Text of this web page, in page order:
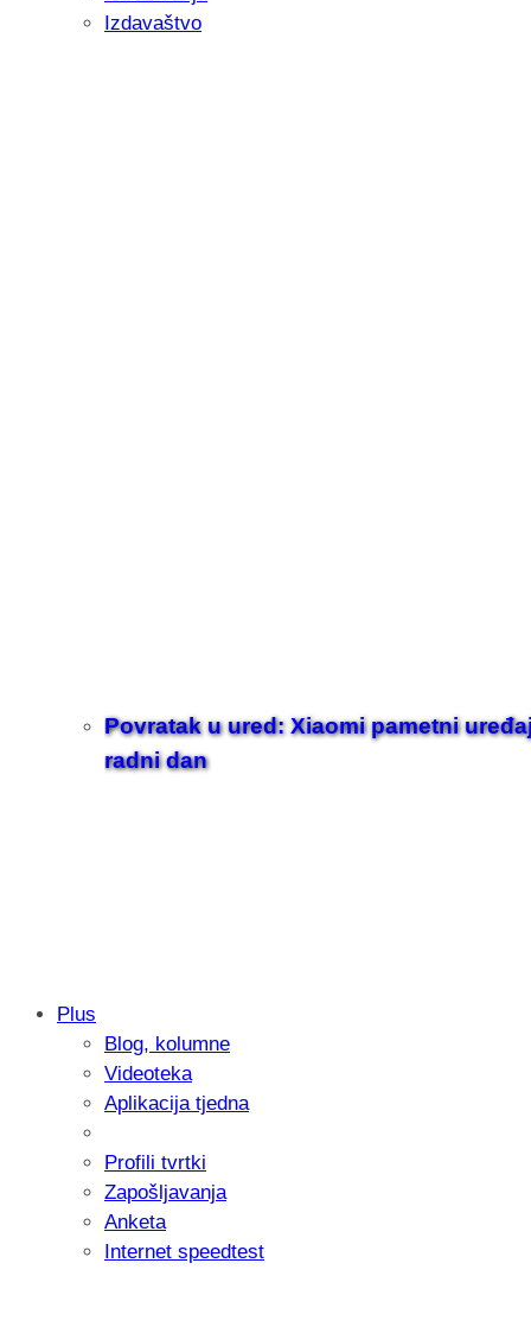
Izdavaštvo
Povratak u ured: Xiaomi pametni
radni dan
Samsung otkrio kako je nastajala
donijelo tanje i izdržljivije preklopne
Plus
Blog, kolumne
Videoteka
Aplikacija tjedna
Profili tvrtki
Zapošljavanja
Anketa
Internet speedtest